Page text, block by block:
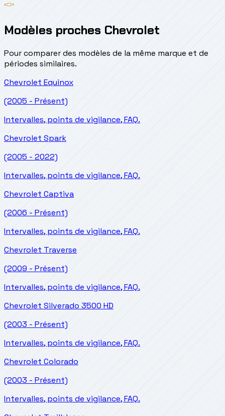
Modèles proches Chevrolet
Pour comparer des modèles de la même marque et de
périodes similaires.
Chevrolet Equinox
(2005 - Présent)
Intervalles, points de vigilance, FAQ.
Chevrolet Spark
(2005 - 2022)
Intervalles, points de vigilance, FAQ.
Chevrolet Captiva
(2006 - Présent)
Intervalles, points de vigilance, FAQ.
Chevrolet Traverse
(2009 - Présent)
Intervalles, points de vigilance, FAQ.
Chevrolet Silverado 3500 HD
(2003 - Présent)
Intervalles, points de vigilance, FAQ.
Chevrolet Colorado
(2003 - Présent)
Intervalles, points de vigilance, FAQ.